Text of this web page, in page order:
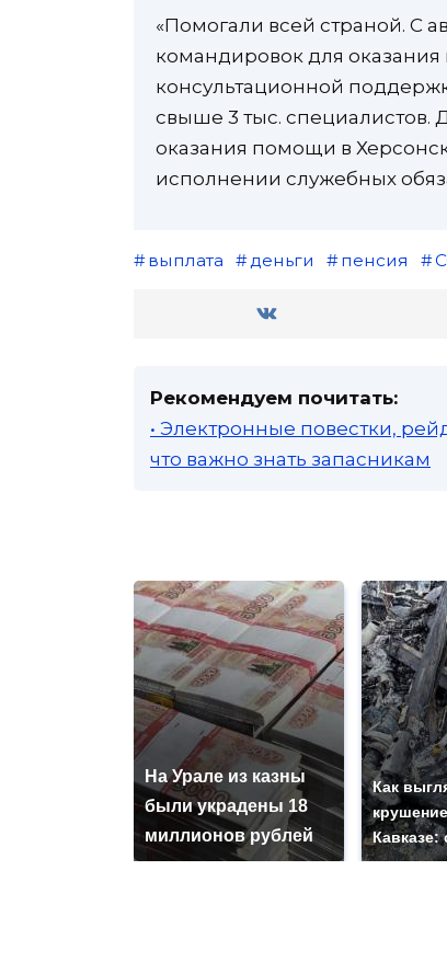
«Помогали всей страной. С
командировок для
консультационной
свыше 3 тыс. специалистов.
оказания помощи в
исполнении служебных
выплата деньги пенсия
Рекомендуем почитать:
• Электронные повестки,
что важно знать запасникам
На Урале из казны
были украдены 18
миллионов рублей
Как
Кавказе: